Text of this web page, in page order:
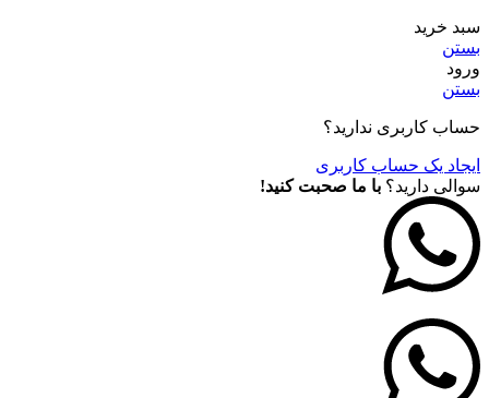
سبد خرید
بستن
ورود
بستن
حساب کاربری ندارید؟
ایجاد یک حساب کاربری
سوالی دارید؟ با ما صحبت کنید!